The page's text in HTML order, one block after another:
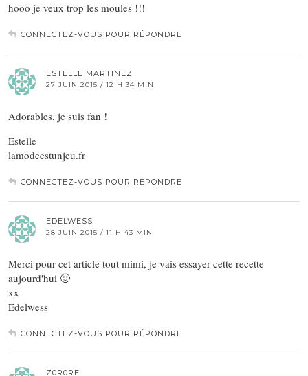
hooo je veux trop les moules !!!
CONNECTEZ-VOUS POUR RÉPONDRE
ESTELLE MARTINEZ
27 JUIN 2015 / 12 H 34 MIN
Adorables, je suis fan !
Estelle
lamodeestunjeu.fr
CONNECTEZ-VOUS POUR RÉPONDRE
EDELWESS
28 JUIN 2015 / 11 H 43 MIN
Merci pour cet article tout mimi, je vais essayer cette recette
aujourd'hui 🙂
xx
Edelwess
CONNECTEZ-VOUS POUR RÉPONDRE
Z0R0RE